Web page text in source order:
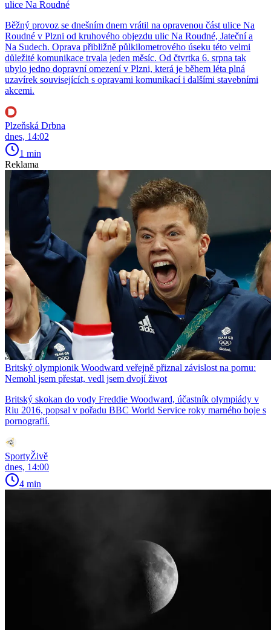
ulice Na Roudné
Běžný provoz se dnešním dnem vrátil na opravenou část ulice Na
Roudné v Plzni od kruhového objezdu ulic Na Roudné, Jateční a
Na Sudech. Oprava přibližně půlkilometrového úseku této velmi
důležité komunikace trvala jeden měsíc. Od čtvrtka 6. srpna tak
ubylo jedno dopravní omezení v Plzni, která je během léta plná
uzavírek souvisejících s opravami komunikací i dalšími stavebními
akcemi.
Plzeňská Drbna
dnes, 14:02
1 min
Reklama
Britský olympionik Woodward veřejně přiznal závislost na pornu:
Nemohl jsem přestat, vedl jsem dvojí život
Britský skokan do vody Freddie Woodward, účastník olympiády v
Riu 2016, popsal v pořadu BBC World Service roky marného boje s
pornografií.
SportyŽivě
dnes, 14:00
4 min